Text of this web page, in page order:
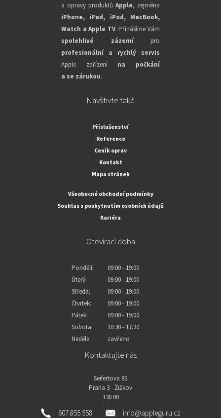
a opravy produktů Apple, zejména
iPhone, iPad, iPod, MacBook,
Watch a Apple TV. Přinášíme Vám
spolehlivé zázemípro
profesionální a rychlý servis
Apple zařízení na počkání
a se zárukou.
Navštivte také
Příslušenství
Reference
Ceník oprav
Kontakt
Mapa stránek
Všeobecné obchodní podmínky
Souhlas s poskytnutím osobních údajů
Kariéra
Otevírací doba
Pondělí:
09:00 - 19:00
Úterý:
09:00 - 19:00
Středa:
09:00 - 19:00
Čtvrtek:
09:00 - 19:00
Pátek:
09:00 - 19:00
Sobota:
10:30 - 17:30
Neděle:
zavřeno
Kontaktujte nás
Seifertova 83
Praha 3 - Žižkov
130 00
607 855 558 info@appleguru.cz